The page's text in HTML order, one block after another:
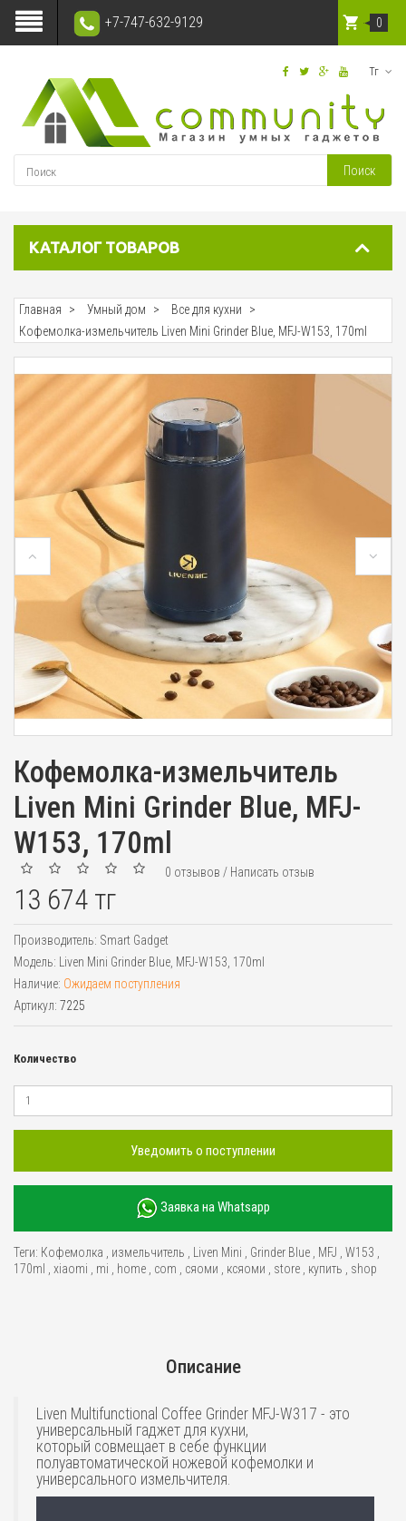
+7-747-632-9129
Тг
Поиск
0
КАТАЛОГ ТОВАРОВ
Главная Умный дом
Все для кухни
Кофемолка-измельчитель Liven Mini Grinder Blue, MFJ-W153, 170ml
Кофемолка-измельчитель
Liven Mini Grinder Blue, MFJ-
W153, 170ml
0 отзывов / Написать отзыв
13 674 тг
Производитель: Smart Gadget
Модель:
Liven Mini Grinder Blue, MFJ-W153, 170ml
Наличие: Ожидаем поступления
Артикул: 7225
Количество
Уведомить о поступлении
Заявка на Whatsapp
Теги: Кофемолка измельчитель Liven Mini Grinder Blue MFJ W153
170ml
xiaomi mi home com сяоми ксяоми store купить shop
Описание
Liven Multifunctional Coffee Grinder MFJ-W317 - это
универсальный гаджет для кухни,
который совмещает в себе функции
полуавтоматической ножевой кофемолки и
универсального измельчителя.